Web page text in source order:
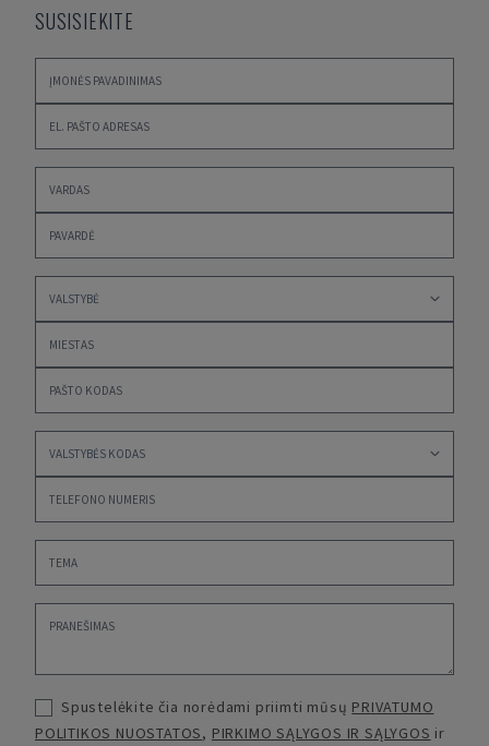
SUSISIEKITE
Spustelėkite čia norėdami priimti mūsų PRIVATUMO
POLITIKOS NUOSTATOS, PIRKIMO SĄLYGOS IR SĄLYGOS ir